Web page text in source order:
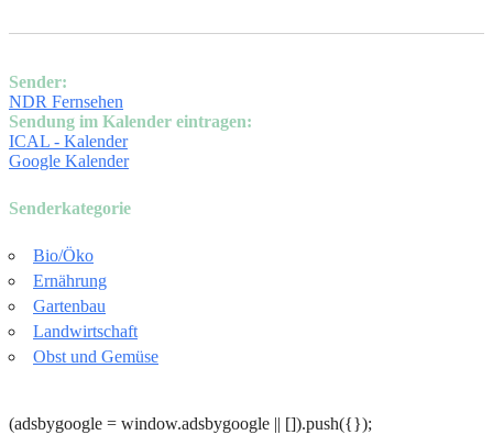
Sender:
NDR Fernsehen
Sendung im Kalender eintragen:
ICAL - Kalender
Google Kalender
Senderkategorie
Bio/Öko
Ernährung
Gartenbau
Landwirtschaft
Obst und Gemüse
(adsbygoogle = window.adsbygoogle || []).push({});